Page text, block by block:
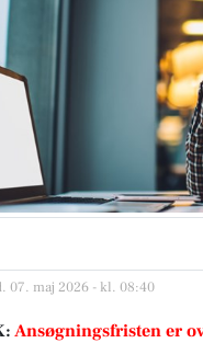
07. maj 2026 - kl. 08:40
Ansøgningsfristen er